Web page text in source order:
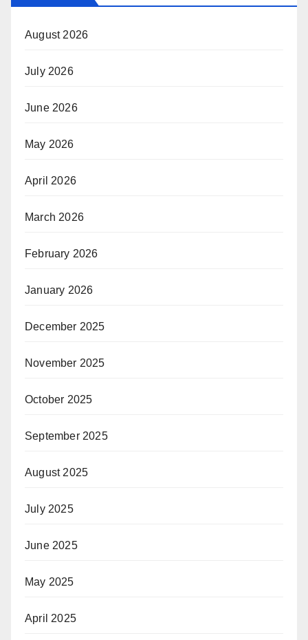
August 2026
July 2026
June 2026
May 2026
April 2026
March 2026
February 2026
January 2026
December 2025
November 2025
October 2025
September 2025
August 2025
July 2025
June 2025
May 2025
April 2025